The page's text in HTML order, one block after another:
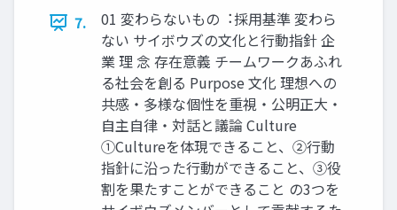
7.
01 変わらないもの︓採⽤基準 変わら
ない サイボウズの⽂化と⾏動指針 企
業 理 念 存在意義 チームワークあふれ
る社会を創る Purpose ⽂化 理想への
共感・多様な個性を重視・公明正⼤・
⾃主⾃律・対話と議論 Culture
①Cultureを体現できること、②⾏動
指針に沿った⾏動ができること、③役
割を果たすことができること の3つを